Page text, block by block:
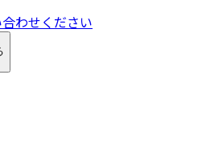
わせください